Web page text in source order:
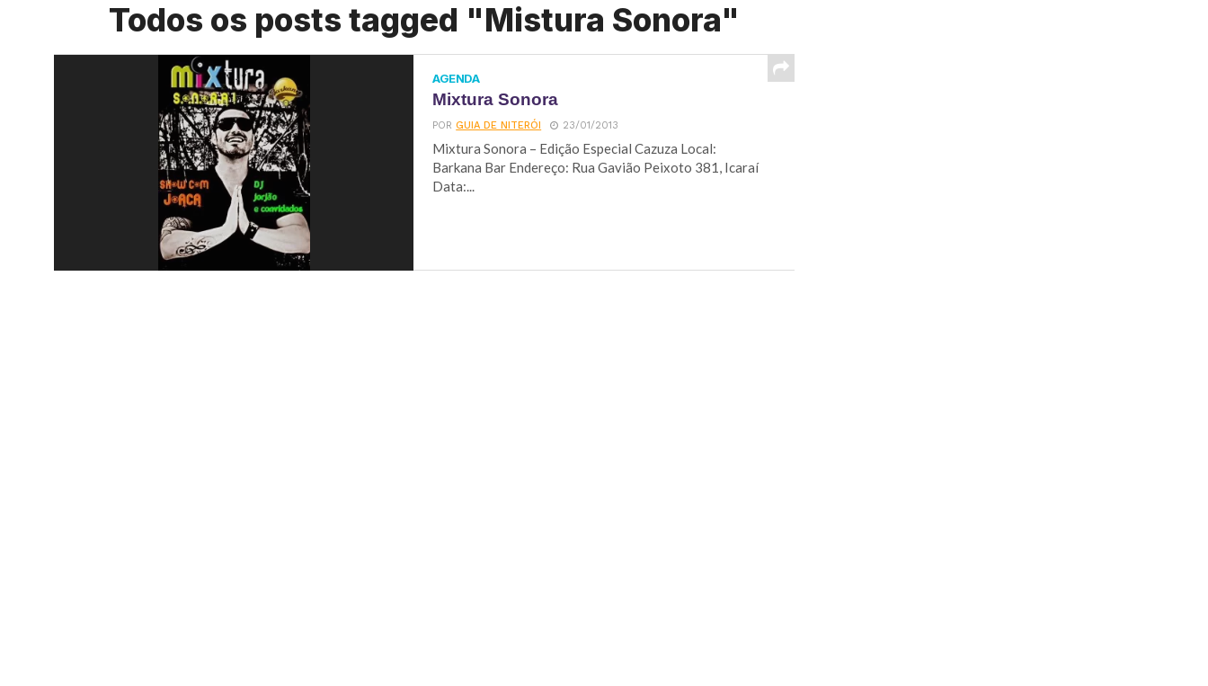
Todos os posts tagged "Mistura Sonora"
AGENDA
Mixtura Sonora
PORGUIA DE NITERÓI 23/01/2013
Mixtura Sonora – Edição Especial Cazuza Local:
Barkana Bar Endereço: Rua Gavião Peixoto 381, Icaraí
Data:...